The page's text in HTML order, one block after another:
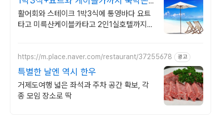
인1실 호텔에서편하게
활어회와 스테이크 1박3식에 통영바다 요트
타고 미륵산케이블카타고 2인1실호텔까지
https://m.place.naver.com/restaurant/37255678 광고
특별한 날엔 역시 한우
거제도여행 넓은 좌석과 주차 공간 확보, 각
종 모임 장소로 딱